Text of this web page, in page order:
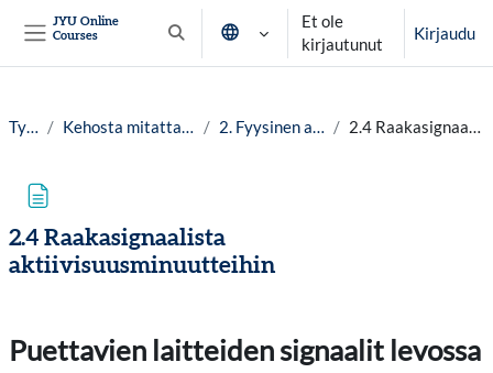
JYU Online
Courses
Vaihda hakusyöttöä
Et ole
kirjautunut
Kirjaudu
Työpöytä Kehosta mitattava hyvinvointitieto lv.25-26 2. Fyysinen aktiivisuus ja harjoittelu 2.4 Raakasignaalista aktiivisuusminuutteihin
2.4 Raakasignaalista
aktiivisuusminuutteihin
Puettavien laitteiden signaalit levossa